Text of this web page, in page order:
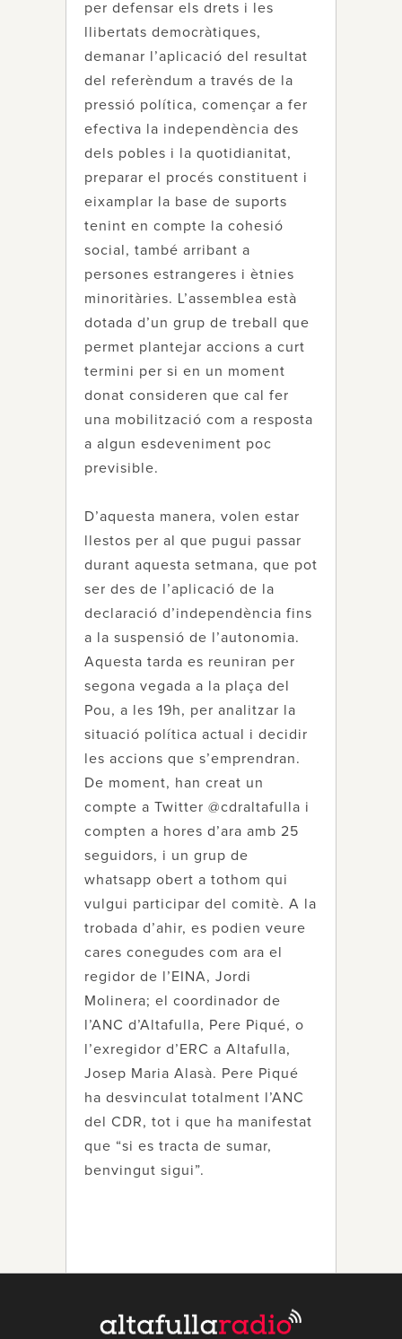
per defensar els drets i les
llibertats democràtiques,
demanar l’aplicació del resultat
del referèndum a través de la
pressió política, començar a fer
efectiva la independència des
dels pobles i la quotidianitat,
preparar el procés constituent i
eixamplar la base de suports
tenint en compte la cohesió
social, també arribant a
persones estrangeres i ètnies
minoritàries. L’assemblea està
dotada d’un grup de treball que
permet plantejar accions a curt
termini per si en un moment
donat consideren que cal fer
una mobilització com a resposta
a algun esdeveniment poc
previsible.
D’aquesta manera, volen estar
llestos per al que pugui passar
durant aquesta setmana, que pot
ser des de l’aplicació de la
declaració d’independència fins
a la suspensió de l’autonomia.
Aquesta tarda es reuniran per
segona vegada a la plaça del
Pou, a les 19h, per analitzar la
situació política actual i decidir
les accions que s’emprendran.
De moment, han creat un
compte a Twitter @cdraltafulla i
compten a hores d’ara amb 25
seguidors, i un grup de
whatsapp obert a tothom qui
vulgui participar del comitè. A la
trobada d’ahir, es podien veure
cares conegudes com ara el
regidor de l’EINA, Jordi
Molinera; el coordinador de
l’ANC d’Altafulla, Pere Piqué, o
l’exregidor d’ERC a Altafulla,
Josep Maria Alasà. Pere Piqué
ha desvinculat totalment l’ANC
del CDR, tot i que ha manifestat
que “si es tracta de sumar,
benvingut sigui”.